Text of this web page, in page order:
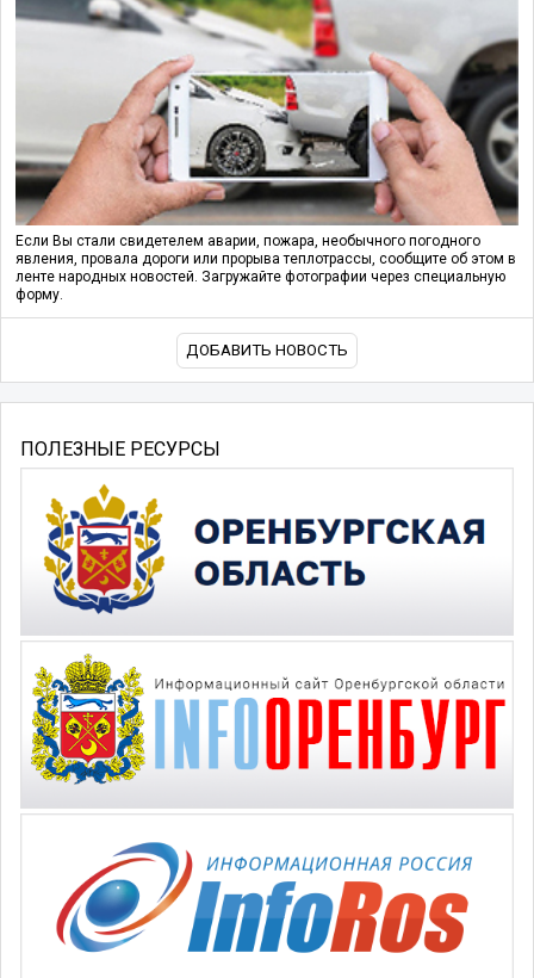
Если Вы стали свидетелем аварии, пожара, необычного погодного
явления, провала дороги или прорыва теплотрассы, сообщите об этом в
ленте народных новостей. Загружайте фотографии через специальную
форму.
ДОБАВИТЬ НОВОСТЬ
ПОЛЕЗНЫЕ РЕСУРСЫ